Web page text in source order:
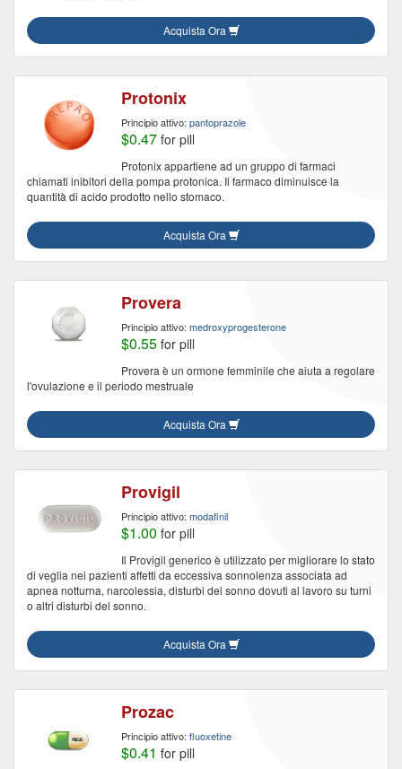
Acquista Ora
Protonix
Principio attivo: pantoprazole
$0.47 for pill
Protonix appartiene ad un gruppo di farmaci
chiamati inibitori della pompa protonica. Il farmaco diminuisce la
quantità di acido prodotto nello stomaco.
Acquista Ora
Provera
Principio attivo: medroxyprogesterone
$0.55 for pill
Provera è un ormone femminile che aiuta a regolare
l'ovulazione e il periodo mestruale
Acquista Ora
Provigil
Principio attivo: modafinil
$1.00 for pill
Il Provigil generico è utilizzato per migliorare lo stato
di veglia nei pazienti affetti da eccessiva sonnolenza associata ad
apnea notturna, narcolessia, disturbi del sonno dovuti al lavoro su turni
o altri disturbi del sonno.
Acquista Ora
Prozac
Principio attivo: fluoxetine
$0.41 for pill